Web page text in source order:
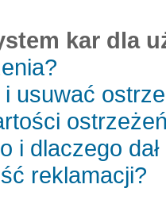
kar dla
usuwać
i dlaczego
reklamacji?